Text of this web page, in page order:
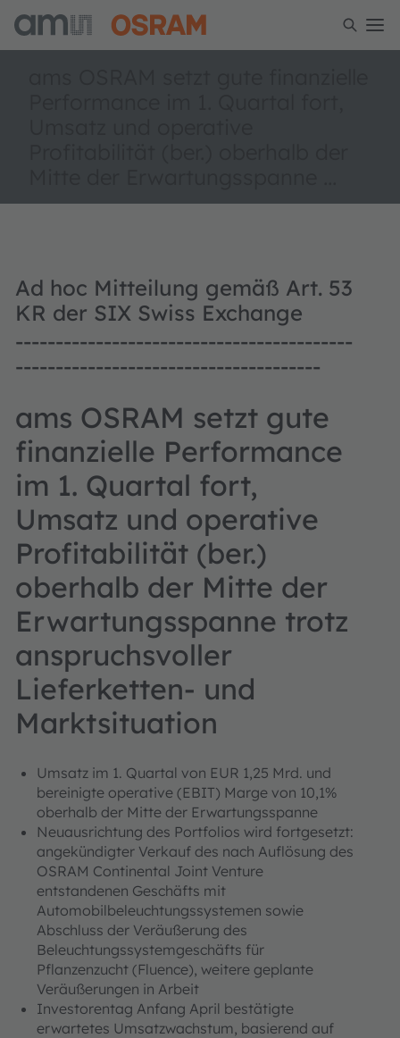
Ad hoc Mitteilung gemäß Art. 53
KR der SIX Swiss Exchange
------------------------------------------
--------------------------------------
ams OSRAM setzt gute
finanzielle Performance
im 1. Quartal fort,
Umsatz und operative
Profitabilität (ber.)
oberhalb der Mitte der
Erwartungsspanne trotz
anspruchsvoller
Lieferketten- und
Marktsituation
Umsatz im 1. Quartal von EUR 1,25 Mrd. und
bereinigte operative (EBIT) Marge von 10,1%
oberhalb der Mitte der Erwartungsspanne
Neuausrichtung des Portfolios wird fortgesetzt:
angekündigter Verkauf des nach Auflösung des
OSRAM Continental Joint Venture
entstandenen Geschäfts mit
Automobilbeleuchtungssystemen sowie
Abschluss der Veräußerung des
Beleuchtungssystemgeschäfts für
Pflanzenzucht (Fluence), weitere geplante
Veräußerungen in Arbeit
Investorentag Anfang April bestätigte
erwartetes Umsatzwachstum, basierend auf